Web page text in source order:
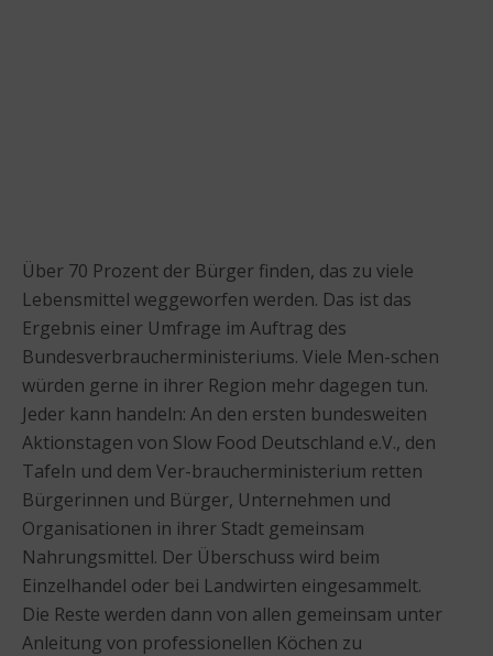
Über 70 Prozent der Bürger finden, das zu viele
Lebensmittel weggeworfen werden. Das ist das
Ergebnis einer Umfrage im Auftrag des
Bundesverbraucherministeriums. Viele Men-schen
würden gerne in ihrer Region mehr dagegen tun.
Jeder kann handeln: An den ersten bundesweiten
Aktionstagen von Slow Food Deutschland e.V., den
Tafeln und dem Ver-braucherministerium retten
Bürgerinnen und Bürger, Unternehmen und
Organisationen in ihrer Stadt gemeinsam
Nahrungsmittel. Der Überschuss wird beim
Einzelhandel oder bei Landwirten eingesammelt.
Die Reste werden dann von allen gemeinsam unter
Anleitung von professionellen Köchen zu